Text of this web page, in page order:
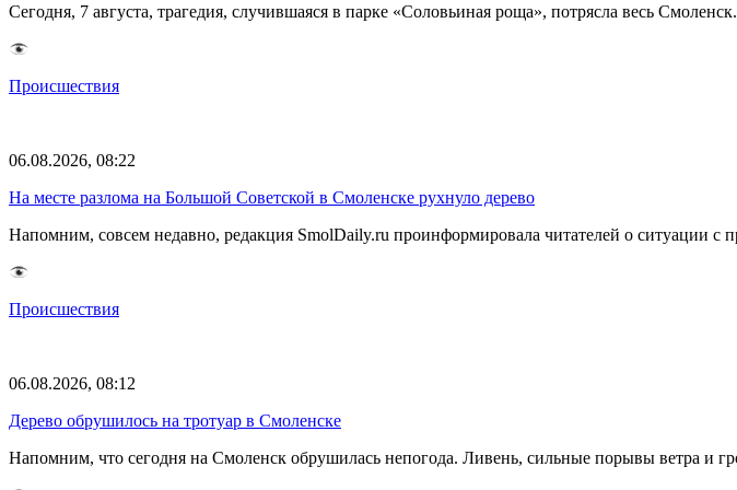
Сегодня, 7 августа, трагедия, случившаяся в парке «Соловьиная роща», потрясла весь
Происшествия
06.08.2026, 08:22
На месте разлома на Большой Советской в Смоленске рухнуло дерево
Напомним, совсем недавно, редакция SmolDaily.ru проинформировала читателей о ситуации с
Происшествия
06.08.2026, 08:12
Дерево обрушилось на тротуар в Смоленске
Напомним, что сегодня на Смоленск обрушилась непогода. Ливень, сильные порывы ветра и